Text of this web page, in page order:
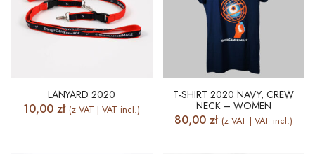
LANYARD 2020
10,00 zł (z VAT | VAT incl.)
T-SHIRT 2020 NAVY, CREW
NECK – WOMEN
80,00zł (z VAT | VAT incl.)